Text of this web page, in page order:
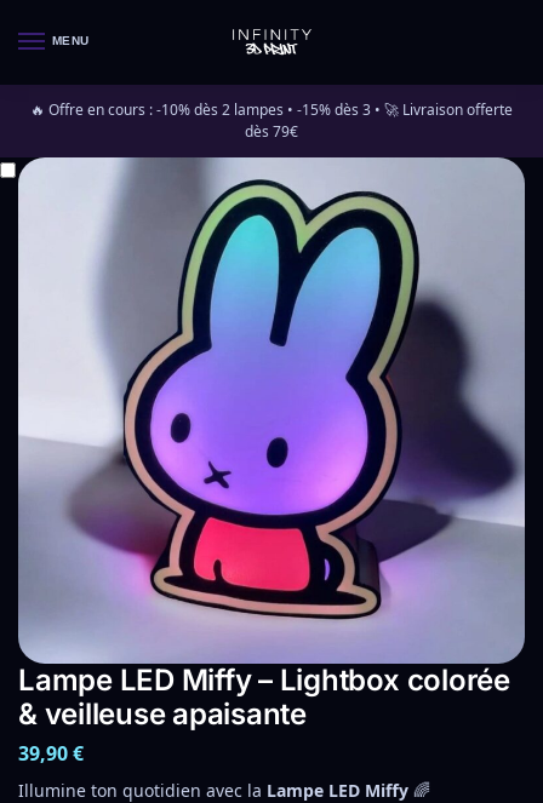
MENU
🔥 Offre en cours : -10% dès 2 lampes • -15% dès 3 • 🚀 Livraison offerte
dès 79€
Lampe LED Miffy – Lightbox colorée
& veilleuse apaisante
39,90€
Illumine ton quotidien avec la Lampe LED Miffy 🌈